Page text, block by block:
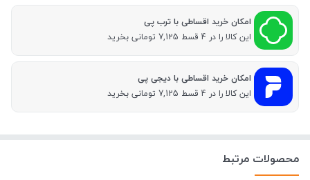
امکان خرید اقساطی با ترب پی
این کالا را در 4 قسط 7,125 تومانی بخرید
امکان خرید اقساطی با دیجی پی
این کالا را در 4 قسط 7,125 تومانی بخرید
محصولات مرتبط